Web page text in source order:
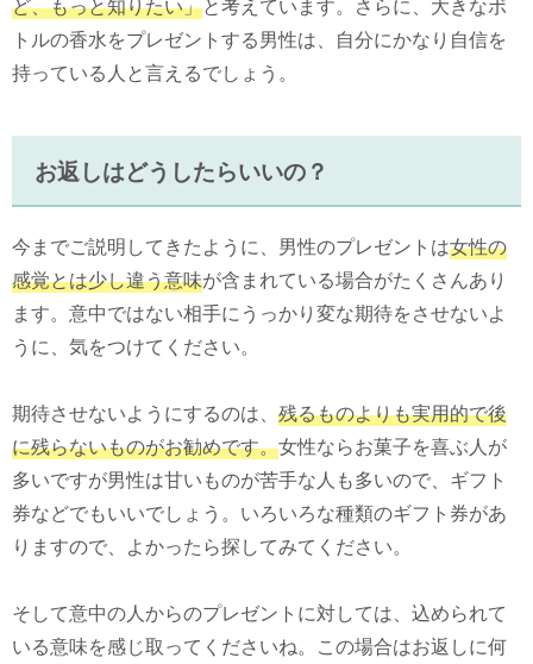
ど、もっと知りたい」と考えています。さらに、大きなボ
トルの香水をプレゼントする男性は、自分にかなり自信を
持っている人と言えるでしょう。
お返しはどうしたらいいの？
今までご説明してきたように、男性のプレゼントは女性の
感覚とは少し違う意味が含まれている場合がたくさんあり
ます。意中ではない相手にうっかり変な期待をさせないよ
うに、気をつけてください。
期待させないようにするのは、 残るものよりも実用的で後
に残らないものがお勧めです。女性ならお菓子を喜ぶ人が
多いですが男性は甘いものが苦手な人も多いので、ギフト
券などでもいいでしょう。いろいろな種類のギフト券があ
りますので、よかったら探してみてください。
そして意中の人からのプレゼントに対しては、込められて
いる意味を感じ取ってくださいね。この場合はお返しに何